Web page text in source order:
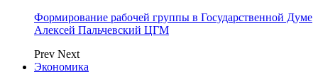
Формирование рабочей группы в Государственной Думе
Алексей Пальчевский ЦГМ
Prev Next
Экономика